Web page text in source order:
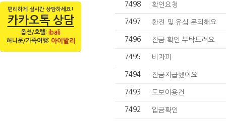
편리하게 실시간 상담하세요!
카카오톡 상담
옵션/호텔: ibali
허니문/가족여행: 아이발리
7498 확인요청
7497 환전 및 유심 문의해요
7496 잔금 확인 부탁드려요
7495 비자피
7494 잔금지급했어요
7493 도보이용건
7492 입금확인